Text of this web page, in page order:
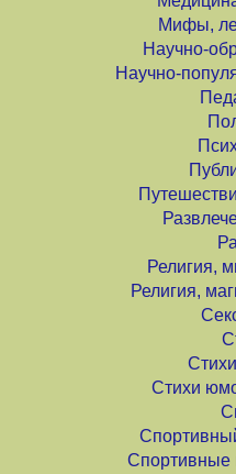
Мифы,
Научно-
Научно-
Религия,
Религия,
Стихи
Спортивные